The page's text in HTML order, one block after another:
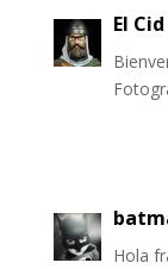
El Cid
Hola